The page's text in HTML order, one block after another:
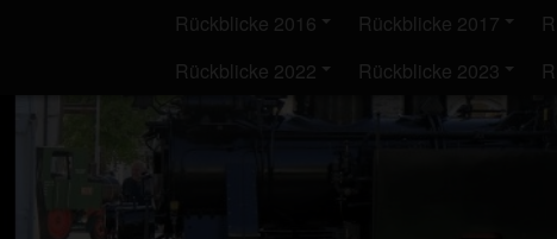
Rückblicke 2016 Rückblicke 2017
Rückblicke 2022
Rückblicke 2023